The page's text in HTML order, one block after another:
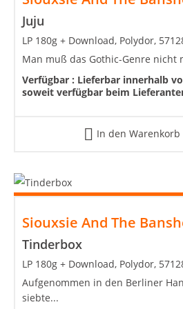
Juju
LP 180g + Download, Polydor,
Man muß das Gothic-Genre nicht
Verfügbar : Lieferbar innerhalb
soweit verfügbar beim
In den Warenkorb
Siouxsie And The
Tinderbox
LP 180g + Download, Polydor,
Aufgenommen in den Berliner
siebte...